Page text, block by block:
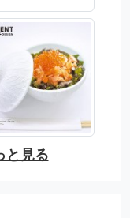
と見る